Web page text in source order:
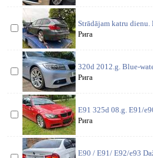
Strādājam katru
Рига
320d 2012.g. Blue-
Рига
E91 325d 08.g. E91/
Рига
E90 / E91/ E92/e93